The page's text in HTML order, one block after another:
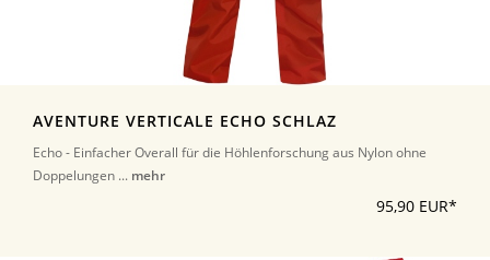
AVENTURE VERTICALE ECHO SCHLAZ
Echo - Einfacher Overall für die Höhlenforschung aus Nylon ohne
Doppelungen ... mehr
95,90 EUR*